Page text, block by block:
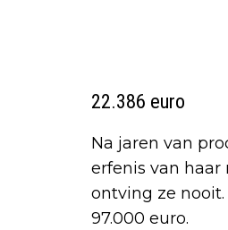
22.386 euro
Na jaren van
erfenis van haar
ontving ze
97.000 euro.